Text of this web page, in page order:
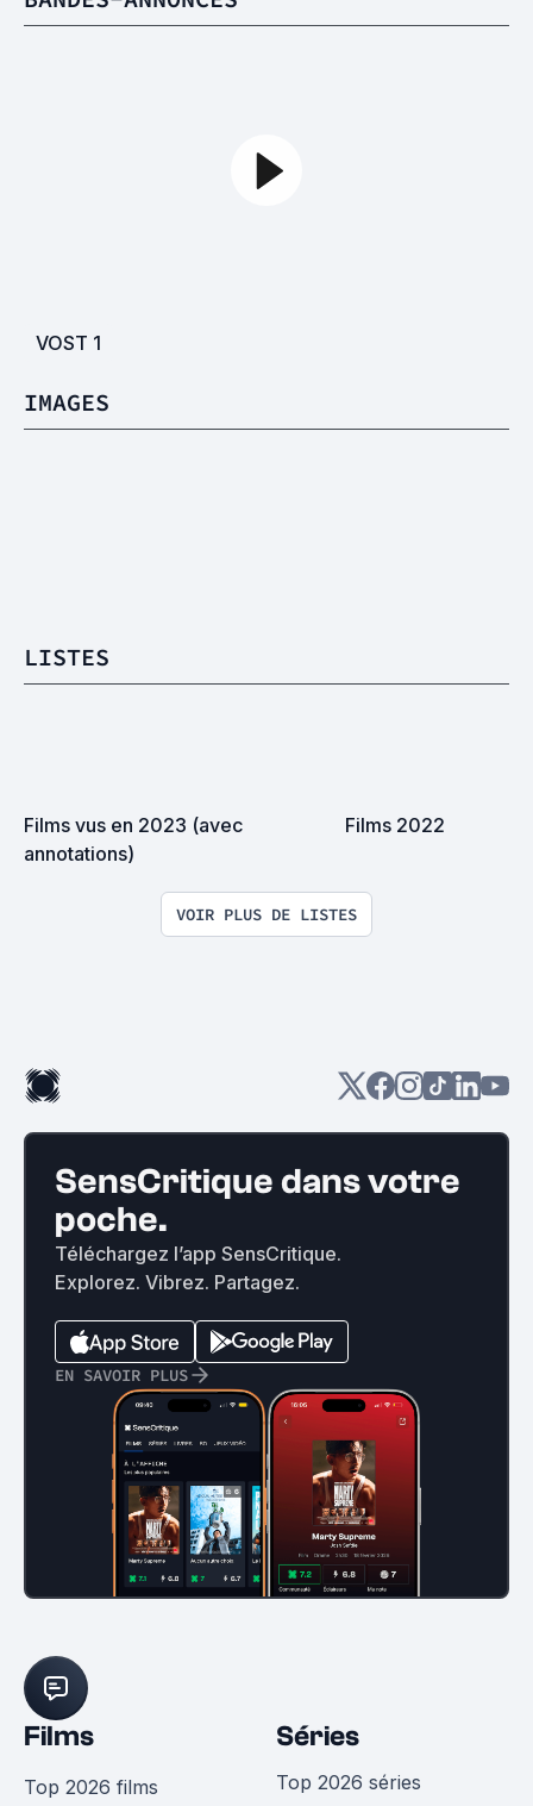
VOST 1
IMAGES
LISTES
Films vus en 2023 (avec
annotations)
Films 2022
VOIR PLUS DE LISTES
SensCritique dans votre
poche.
Téléchargez l’app SensCritique.
Explorez. Vibrez. Partagez.
EN SAVOIR PLUS
Films
Top 2026 films
Séries
Top 2026 séries